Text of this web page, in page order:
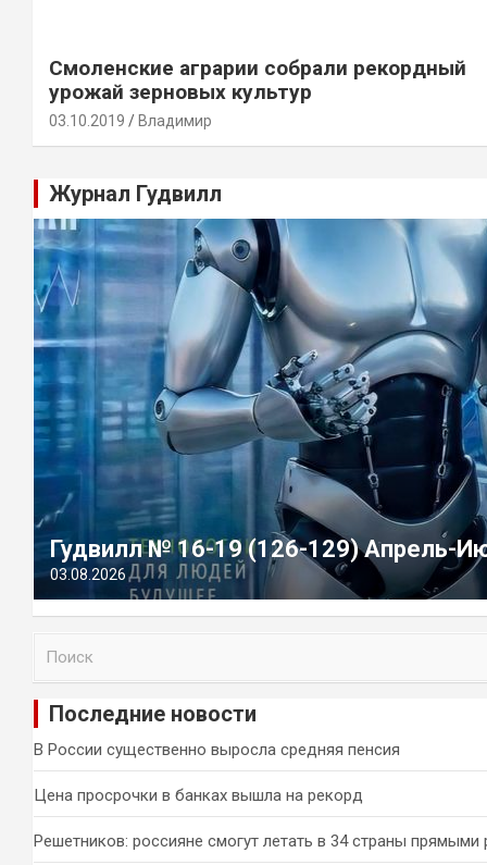
Смоленские аграрии собрали рекордный
урожай зерновых культур
03.10.2019 Владимир
Журнал Гудвилл
Гудвилл № 16-19 (126-129) Апрель-
03.08.2026
и
Последние новости
В России существенно выросла средняя пенсия
Цена просрочки в банках вышла на рекорд
Решетников: россияне смогут летать в 34 страны прямыми